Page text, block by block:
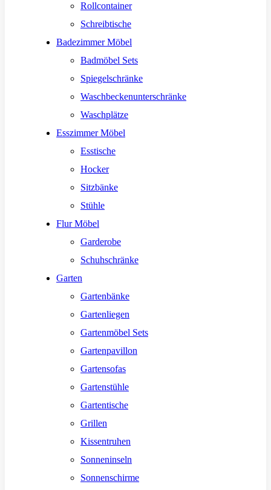
Rollcontainer
Schreibtische
Badezimmer Möbel
Badmöbel Sets
Spiegelschränke
Waschbeckenunterschränke
Waschplätze
Esszimmer Möbel
Esstische
Hocker
Sitzbänke
Stühle
Flur Möbel
Garderobe
Schuhschränke
Garten
Gartenbänke
Gartenliegen
Gartenmöbel Sets
Gartenpavillon
Gartensofas
Gartenstühle
Gartentische
Grillen
Kissentruhen
Sonneninseln
Sonnenschirme